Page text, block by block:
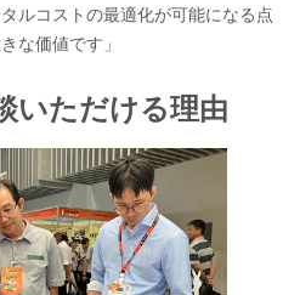
ルコストの最適化が可能になる点
な価値です」
いただける理由